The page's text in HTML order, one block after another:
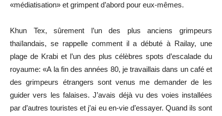
«médiatisation» et grimpent d’abord pour eux-mêmes.
Khun Tex, sûrement l’un des plus anciens grimpeurs
thaïlandais, se rappelle comment il a débuté à Railay, une
plage de Krabi et l’un des plus célèbres spots d’escalade du
royaume: «A la fin des années 80, je travaillais dans un café et
des grimpeurs étrangers sont venus me demander de les
guider vers les falaises. J’avais déjà vu des voies installées
par d’autres touristes et j’ai eu en-vie d’essayer. Quand ils sont